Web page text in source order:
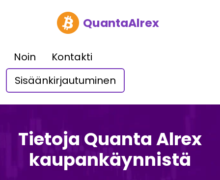
QuantaAlrex
Noin
Kontakti
Sisäänkirjautuminen
Tietoja Quanta Alrex
kaupankäynnistä